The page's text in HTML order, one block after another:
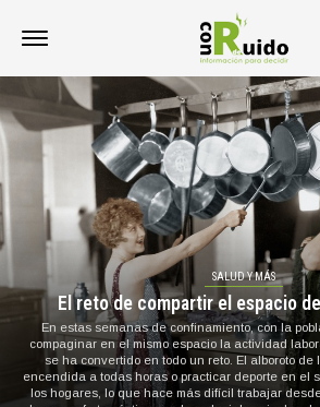
SALUD Y MÁS
El reto de compartir el espacio
En estas semanas de confinamiento, con la
compaginar en el mismo espacio la actividad
se ha convertido en todo un reto. El alboroto de
encendida a todas horas o practicar deporte en el
los hogares, lo que hace más difícil trabajar